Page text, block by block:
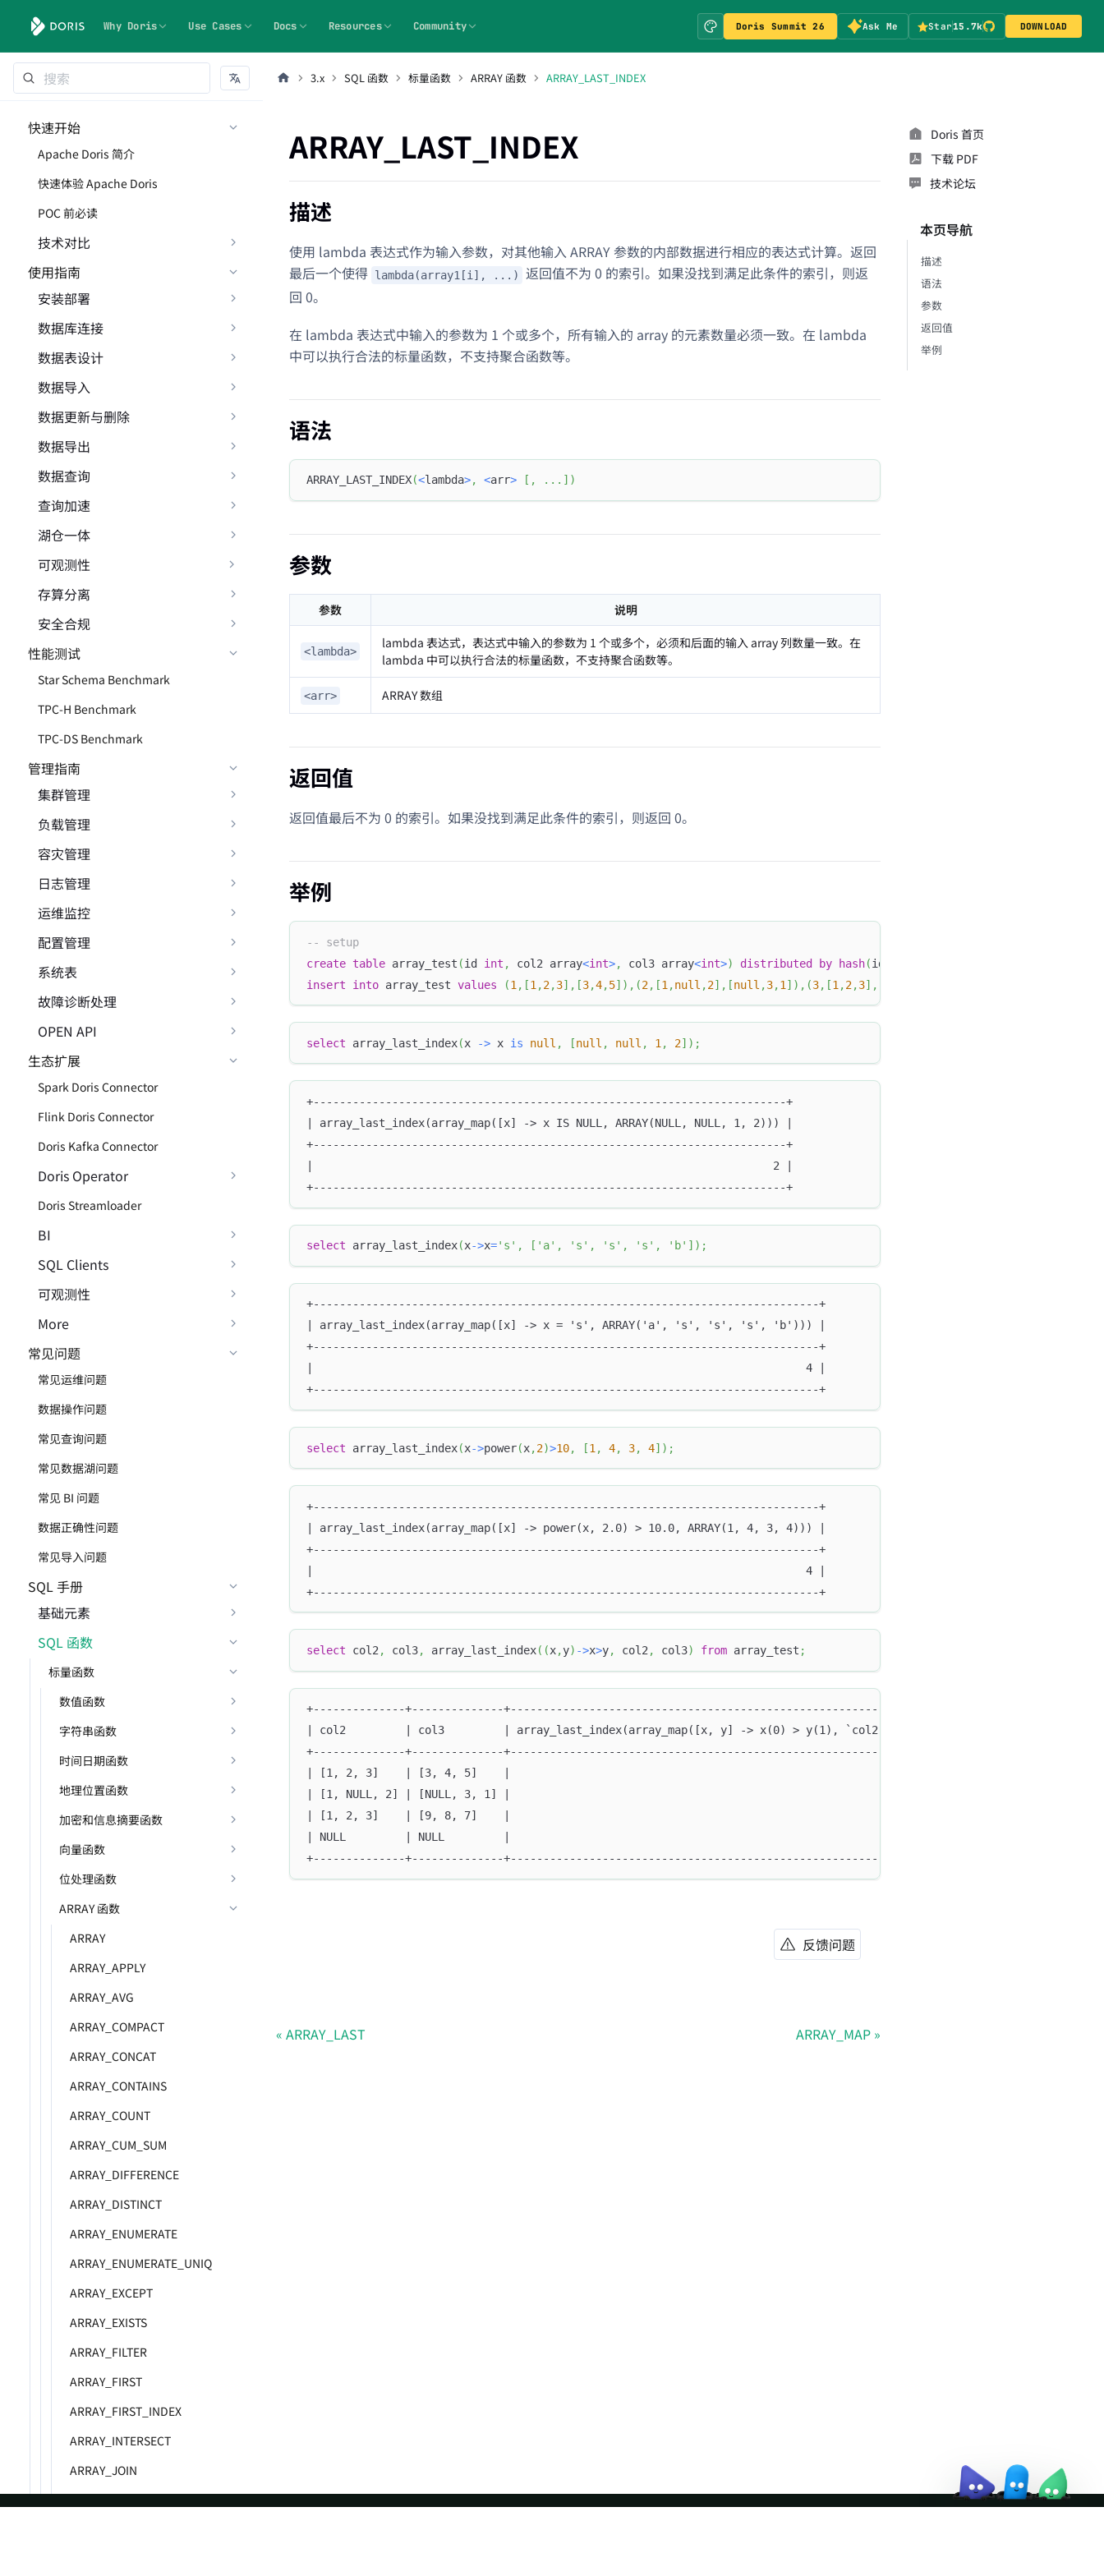
Why Doris Use Cases Docs Resources Community Doris Summit 26 Ask Me Star15.7k DOWNLOAD
快速开始
Apache Doris 简介
快速体验 Apache Doris
POC 前必读
技术对比
使用指南
安装部署
数据库连接
数据表设计
数据导入
数据更新与删除
数据导出
数据查询
查询加速
湖仓一体
可观测性
存算分离
安全合规
性能测试
Star Schema Benchmark
TPC-H Benchmark
TPC-DS Benchmark
管理指南
集群管理
负载管理
容灾管理
日志管理
运维监控
配置管理
系统表
故障诊断处理
OPEN API
生态扩展
Spark Doris Connector
Flink Doris Connector
Doris Kafka Connector
Doris Operator
Doris Streamloader
BI
SQL Clients
可观测性
More
常见问题
常见运维问题
数据操作问题
常见查询问题
常见数据湖问题
常见 BI 问题
数据正确性问题
常见导入问题
SQL 手册
基础元素
SQL 函数
标量函数
数值函数
字符串函数
时间日期函数
地理位置函数
加密和信息摘要函数
向量函数
位处理函数
ARRAY 函数
ARRAY
ARRAY_APPLY
ARRAY_AVG
ARRAY_COMPACT
ARRAY_CONCAT
ARRAY_CONTAINS
ARRAY_COUNT
ARRAY_CUM_SUM
ARRAY_DIFFERENCE
ARRAY_DISTINCT
ARRAY_ENUMERATE
ARRAY_ENUMERATE_UNIQ
ARRAY_EXCEPT
ARRAY_EXISTS
ARRAY_FILTER
ARRAY_FIRST
ARRAY_FIRST_INDEX
ARRAY_INTERSECT
ARRAY_JOIN
3.x SQL 函数 标量函数 ARRAY 函数 ARRAY_LAST_INDEX
ARRAY_LAST_INDEX
描述
使用 lambda 表达式作为输入参数，对其他输入 ARRAY 参数的内部数据进行相应的表达式计算。返回
最后一个使得 lambda(array1[i], ...)
返回值不为 0 的索引。如果没找到满足此条件的索引，则返
回 0。
在 lambda 表达式中输入的参数为 1 个或多个，所有输入的 array 的元素数量必须一致。在 lambda
中可以执行合法的标量函数，不支持聚合函数等。
语法
ARRAY_LAST_INDEX(<lambda>, <arr> [ , . . . ] )
参数
参数 说明
<lambda>
lambda 表达式，表达式中输入的参数为 1 个或多个，必须和后面的输入 array 列数量一致。在
lambda 中可以执行合法的标量函数，不支持聚合函数等。
<arr> ARRAY 数组
返回值
返回值最后不为 0 的索引。如果没找到满足此条件的索引，则返回 0。
举例
-- setup
create table array_test (id int , col2 array<int>, col3 array<int>) distributed by hash(id
insert
into array_test values (1 , [1 ,2,3] , [3,4,5] ) , (2, [1 ,null ,2] , [null ,3,1 ] ) , (3, [1 ,2,3] ,
select array_last_index(x -> x is null , [null , null , 1 , 2] ) ;
+------------------------------------------------------------------------+
| array_last_index(array_map([x] -> x IS NULL, ARRAY(NULL, NULL, 1, 2))) |
+------------------------------------------------------------------------+
|                                                                      2 |
+------------------------------------------------------------------------+
select array_last_index(x->x='s' , [ 'a' , 's' , 's' , 's' , 'b' ] ) ;
+-----------------------------------------------------------------------------+
| array_last_index(array_map([x] -> x = 's', ARRAY('a', 's', 's', 's', 'b'))) |
+-----------------------------------------------------------------------------+
|                                                                           4 |
+-----------------------------------------------------------------------------+
select array_last_index(x->power(x,2)>10, [1 , 4, 3, 4] ) ;
+-----------------------------------------------------------------------------+
| array_last_index(array_map([x] -> power(x, 2.0) > 10.0, ARRAY(1, 4, 3, 4))) |
+-----------------------------------------------------------------------------+
|                                                                           4 |
+-----------------------------------------------------------------------------+
select col2 , col3, array_last_index( (x,y) ->x>y, col2 , col3) from array_test ;
+--------------+--------------+---------------------------------------------------------------------+
| col2         | col3         | array_last_index(array_map([x, y] -> x(0) > y(1), `col2`, `col3`)) |
+--------------+--------------+---------------------------------------------------------------------+
| [1, 2, 3]    | [3, 4, 5]    |                                                                   0 |
| [1, NULL, 2] | [NULL, 3, 1] |                                                                   3 |
| [1, 2, 3]    | [9, 8, 7]    |                                                                   0 |
| NULL         | NULL         |                                                                   0 |
+--------------+--------------+---------------------------------------------------------------------+
反馈问题
ARRAY_LAST ARRAY_MAP
Doris 首页
下载 PDF
技术论坛
本页导航
描述
语法
参数
返回值
举例